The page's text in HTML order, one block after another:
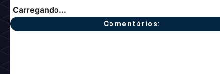
Carregando...
Comentários: